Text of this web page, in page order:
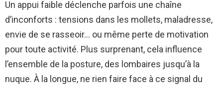
Un appui faible déclenche parfois une chaîne
d’inconforts : tensions dans les mollets, maladresse,
envie de se rasseoir… ou même perte de motivation
pour toute activité. Plus surprenant, cela influence
l’ensemble de la posture, des lombaires jusqu’à la
nuque. À la longue, ne rien faire face à ce signal du